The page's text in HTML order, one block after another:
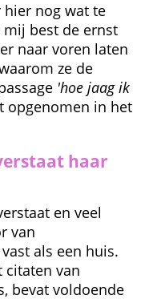
hier nog wat te
mij best de ernst
naar voren laten
ze de
'hoe jaag ik
opgenomen in het
haar
en veel
van
als een huis.
citaten van
bevat voldoende